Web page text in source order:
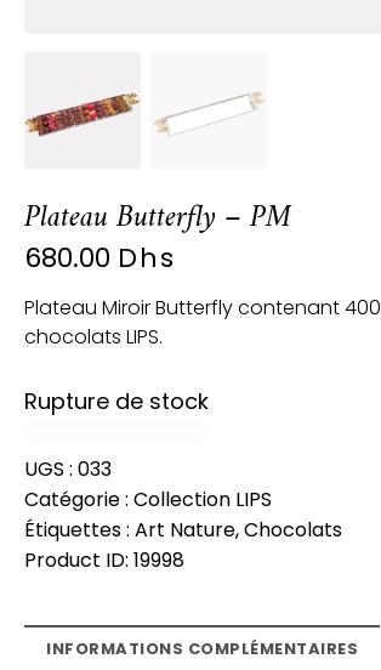
Plateau Butterfly – PM
680.00 Dhs
Plateau Miroir Butterfly contenant
chocolats LIPS.
Rupture de stock
UGS : 033
Catégorie : Collection LIPS
Étiquettes : Art Nature,Chocolats
Product ID: 19998
INFORMATIONS COMPLÉMENTAIRES